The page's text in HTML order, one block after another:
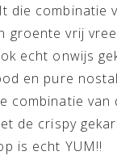
die combinatie
groente vrij
echt onwijs
en pure
combinatie van
de crispy
is echt YUM!!